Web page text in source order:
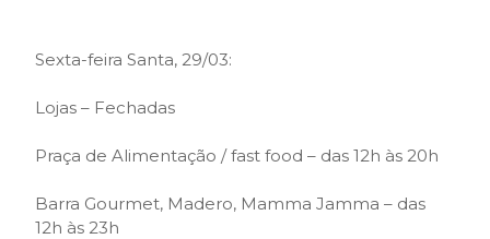
Sexta-feira Santa, 29/03:
Lojas – Fechadas
Praça de Alimentação / fast food – das 12h às 20h
Barra Gourmet, Madero, Mamma Jamma – das
12h às 23h